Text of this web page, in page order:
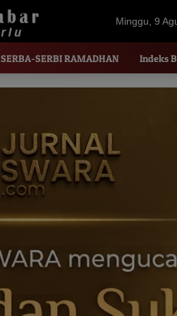
Minggu, 9
SERBA-SERBI RAMADHAN Indeks